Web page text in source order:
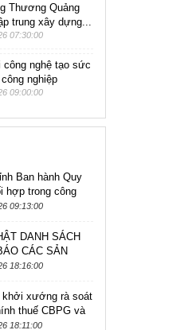
Thương Quảng
trung xây dựng...
07:30:00
nghệ tạo sức
nghiệp
09:00:00
Ban hành Quy
hợp trong công
tra, giám sát hoạt
09:13:00
DANH SÁCH
CÁC SẢN
NGUY CƠ BỊ
VỆ
MẠI,...
18:16:00
khởi xướng rà soát
thuế CBPG và
với sản phẩm ghế
18:11:00